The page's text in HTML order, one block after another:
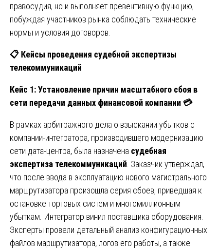
правосудия, но и выполняет превентивную функцию,
побуждая участников рынка соблюдать технические
нормы и условия договоров.
📋 Кейсы проведения судебной экспертизы
телекоммуникаций
Кейс 1: Установление причин масштабного сбоя в
сети передачи данных финансовой компании 💳
В рамках арбитражного дела о взыскании убытков с
компании-интегратора, производившего модернизацию
сети дата-центра, была назначена судебная
экспертиза телекоммуникаций . Заказчик утверждал,
что после ввода в эксплуатацию нового магистрального
маршрутизатора произошла серия сбоев, приведшая к
остановке торговых систем и многомиллионным
убыткам. Интегратор винил поставщика оборудования.
Эксперты провели детальный анализ конфигурационных
файлов маршрутизатора, логов его работы, а также